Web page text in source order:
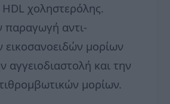
χοληστερόλης.
παραγωγή αντι-
μορίων
αγγειοδιαστολή και την
μορίων.